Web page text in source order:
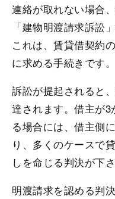
連絡が取れない場合
「建物明渡請求訴訟
これは、賃貸借契約
に求める手続きです。
訴訟が提起されると
達されます。借主が
る場合には、借主側
り、多くのケースで
しを命じる判決が下
明渡請求を認める判